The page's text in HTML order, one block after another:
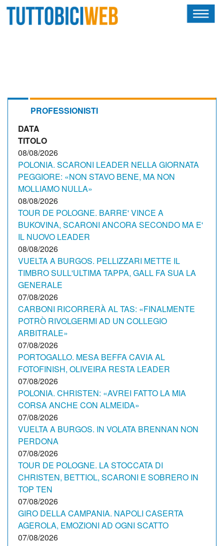
CALENDARIO
OSCAR
ALBI D'ORO
NEWSLETTER
PROFESSIONISTI
DATA
TITOLO
08/08/2026
POLONIA. SCARONI LEADER NELLA GIORNATA
PEGGIORE: «NON STAVO BENE, MA NON
MOLLIAMO NULLA»
08/08/2026
TOUR DE POLOGNE. BARRE' VINCE A
BUKOVINA, SCARONI ANCORA SECONDO MA E'
IL NUOVO LEADER
08/08/2026
VUELTA A BURGOS. PELLIZZARI METTE IL
TIMBRO SULL'ULTIMA TAPPA, GALL FA SUA LA
GENERALE
07/08/2026
CARBONI RICORRERÀ AL TAS: «FINALMENTE
POTRÒ RIVOLGERMI AD UN COLLEGIO
ARBITRALE»
07/08/2026
PORTOGALLO. MESA BEFFA CAVIA AL
FOTOFINISH, OLIVEIRA RESTA LEADER
07/08/2026
POLONIA. CHRISTEN: «AVREI FATTO LA MIA
CORSA ANCHE CON ALMEIDA»
07/08/2026
VUELTA A BURGOS. IN VOLATA BRENNAN NON
PERDONA
07/08/2026
TOUR DE POLOGNE. LA STOCCATA DI
CHRISTEN, BETTIOL, SCARONI E SOBRERO IN
TOP TEN
07/08/2026
GIRO DELLA CAMPANIA. NAPOLI CASERTA
AGEROLA, EMOZIONI AD OGNI SCATTO
07/08/2026